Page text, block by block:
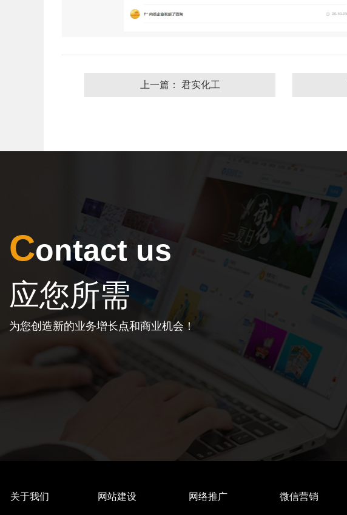
上一篇： 君实化工
Contact us
应您所需
为您创造新的业务增长点和商业机会！
关于我们 网站建设 网络推广 微信营销